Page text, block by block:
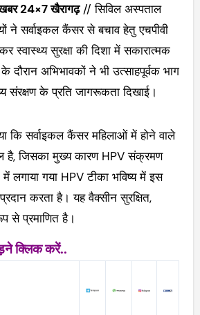
24×7 खैरागढ़// सिविल अस्पताल
ने सर्वाइकल कैंसर से बचाव हेतु एचपीवी
स्वास्थ्य सुरक्षा की दिशा में सकारात्मक
अभिभावकों ने भी उत्साहपूर्वक भाग
संरक्षण के प्रति जागरूकता दिखाई।
कि सर्वाइकल कैंसर महिलाओं में होने वाले
है, जिसका मुख्य कारण HPV संक्रमण
में लगाया गया HPV टीका भविष्य में इस
प्रदान करता है। यह वैक्सीन सुरक्षित,
से प्रमाणित है।
क्लिक करें..